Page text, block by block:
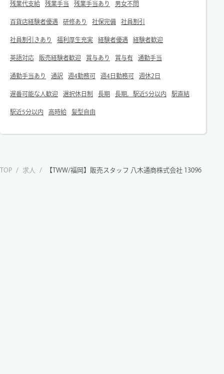
残業代支給 残業手当 残業手当あり 男女不問
百貨店経験者優遇 研修あり 社保完備 社員割引
社員割引きあり 福利厚生充実 経験者優遇 経験者歓迎
英語対応 販売経験者歓迎 賞与あり 賞与有 通勤手当
通勤手当あり 通訳 週4勤務可 週4日勤務可 週休2日
遅番可能な人歓迎 選択休日制 長期 長期，駅近5分以内 駅直結
駅近5分以内 高時給 髪型自由
TOP / 求人 / 【TWW/福岡】販売スタッフ 八木通商株式会社 13096